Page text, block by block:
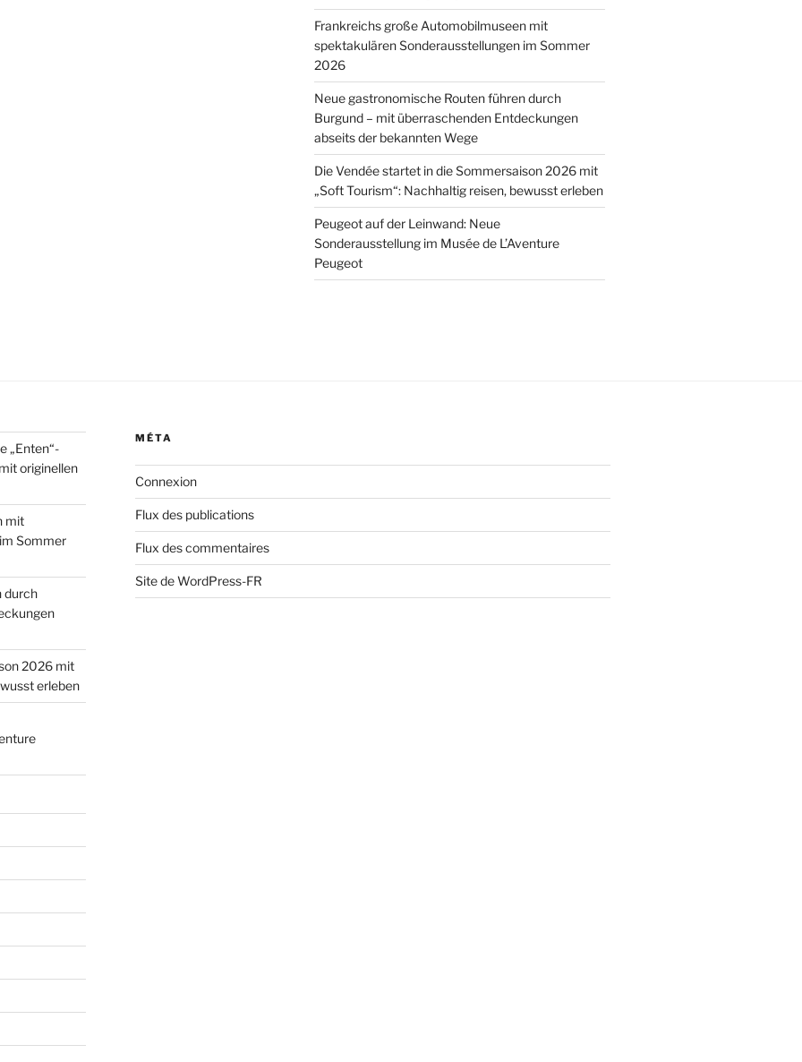
Frankreichs große Automobilmuseen mit
spektakulären Sonderausstellungen im Sommer
2026
Neue gastronomische Routen führen durch
Burgund – mit überraschenden Entdeckungen
abseits der bekannten Wege
Die Vendée startet in die Sommersaison 2026 mit
„Soft Tourism“: Nachhaltig reisen, bewusst erleben
Peugeot auf der Leinwand: Neue
Sonderausstellung im Musée de L’Aventure
Peugeot
„Enten“-
originellen
mit
Sommer
durch
2026 mit
erleben
MÉTA
Connexion
Flux des publications
Flux des commentaires
Site de WordPress-FR